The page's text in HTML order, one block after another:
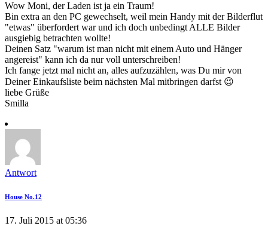
Wow Moni, der Laden ist ja ein Traum!
Bin extra an den PC gewechselt, weil mein Handy mit der Bilderflut
"etwas" überfordert war und ich doch unbedingt ALLE Bilder
ausgiebig betrachten wollte!
Deinen Satz "warum ist man nicht mit einem Auto und Hänger
angereist" kann ich da nur voll unterschreiben!
Ich fange jetzt mal nicht an, alles aufzuzählen, was Du mir von
Deiner Einkaufsliste beim nächsten Mal mitbringen darfst 😉
liebe Grüße
Smilla
Antwort
House No.12
17. Juli 2015 at 05:36